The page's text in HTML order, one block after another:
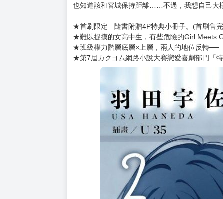
放長假讓我很鬱悶。雖然早就習慣了，但是我並
高中最後的暑假大家都很忙，我和仙台同學之
然而她卻提議：「我來當妳的家教。」……只有
所以我向宮城提議。
我其實搞不清楚自己是不是有「放假期間也想和
也知道該和宮城保持距離……不過，我想自己大
★首刷限定！隨書附贈4P特典小冊子。(首刷售
★難以捉摸的女高中生，有些危險的Girl Meets
★班級權力階層底層×上層，兩人的地位反轉──
★第7屆カクヨム網路小說大賽戀愛喜劇部門「